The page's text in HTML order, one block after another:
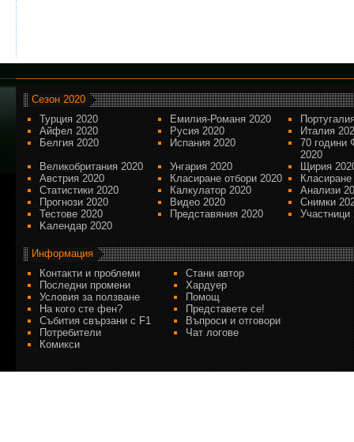
Сезон 2020
Турция 2020
Емилия-Романя 2020
Айфел 2020
Русия 2020
Италия
Белгия 2020
Испания 2020
70 години
2020
Великобритания 2020
Унгария 2020
Щирия
Австрия 2020
Класиране отбори 2020
Статистики 2020
Калкулатор 2020
Анализи
Прогнози 2020
Видео 2020
Снимки
Тестове 2020
Представяния 2020
Участници
Kалендар 2020
Информация
Контакти и проблеми
Стани автор
Последни промени
Хардуер
Условия за ползване
Помощ
На кого сте фен?
Представете се!
Събития свързани с F1
Въпроси и отговори
Потребители
Чат логове
Комикси